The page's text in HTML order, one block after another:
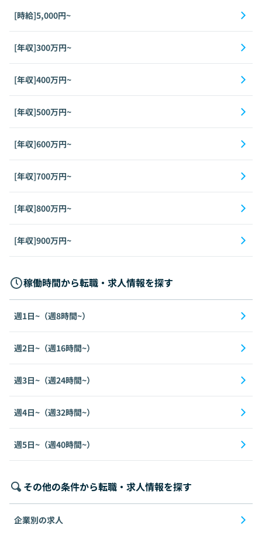
[時給]5,000円~
[年収]300万円~
[年収]400万円~
[年収]500万円~
[年収]600万円~
[年収]700万円~
[年収]800万円~
[年収]900万円~
稼働時間から転職・求人情報を探す
週1日~（週8時間~）
週2日~（週16時間~）
週3日~（週24時間~）
週4日~（週32時間~）
週5日~（週40時間~）
その他の条件から転職・求人情報を探す
企業別の求人